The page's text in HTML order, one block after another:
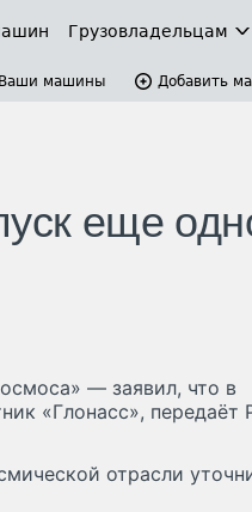
Грузовладельцам
Ваши машины Добавить
еще
— заявил, что в
«Глонасс», передаёт
отрасли